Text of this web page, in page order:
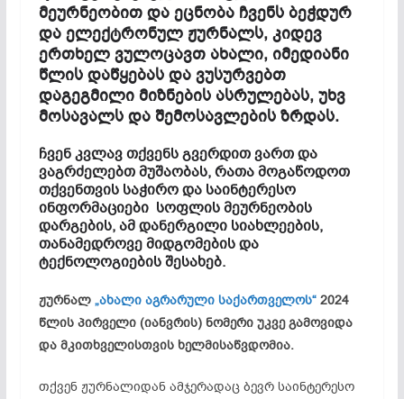
მეურნეობით და ეცნობა ჩვენს ბეჭდურ
და ელექტრონულ ჟურნალს, კიდევ
ერთხელ ვულოცავთ ახალი, იმედიანი
წლის დაწყებას და ვუსურვებთ
დაგეგმილი მიზნების ასრულებას, უხვ
მოსავალს და შემოსავლების ზრდას.
ჩვენ კვლავ თქვენს გვერდით ვართ და
ვაგრძელებთ მუშაობას, რათა მოგაწოდოთ
თქვენთვის საჭირო და საინტერესო
ინფორმაციები სოფლის მეურნეობის
დარგების, ამ დანერგილი სიახლეების,
თანამედროვე მიდგომების და
ტექნოლოგიების შესახებ.
ჟურნალ „ახალი აგრარული საქართველოს“2024
წლის პირველი (იანვრის) ნომერი უკვე გამოვიდა
და მკითხველისთვის ხელმისაწვდომია.
თქვენ ჟურნალიდან ამჯერადაც ბევრ საინტერესო